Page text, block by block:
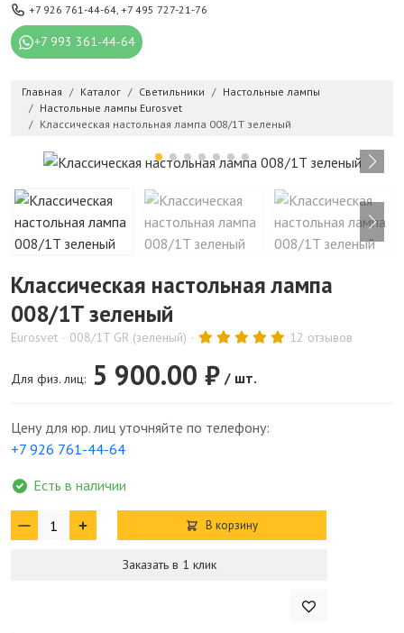
+7 926 761-44-64, +7 495 727-21-76
+7 993 361-44-64
Главная Каталог Светильники
Настольные лампы
Настольные лампы Eurosvet
Классическая настольная лампа 008/1T зеленый
Классическая настольная лампа
008/1T зеленый
Eurosvet 008/1T GR (зеленый) 12 отзывов
Для физ. лиц: 5 900.00 ₽ / шт.
Цену для юр. лиц уточняйте по телефону:
+7 926 761-44-64
Есть в наличии
В корзину
Заказать в 1 клик